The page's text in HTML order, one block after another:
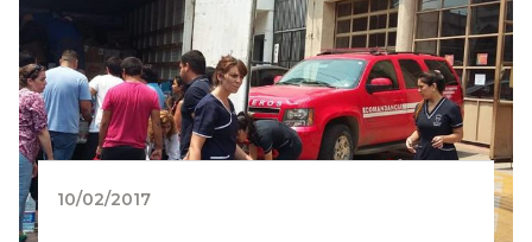
10/02/2017